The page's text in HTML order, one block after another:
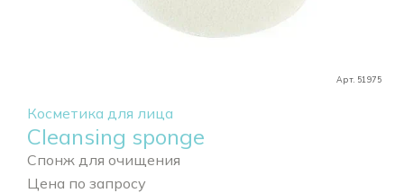
Арт. 51975
Косметика для лица
Cleansing sponge
Спонж для очищения
Цена по запросу